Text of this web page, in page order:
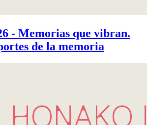
- Memorias que vibran.
de la memoria